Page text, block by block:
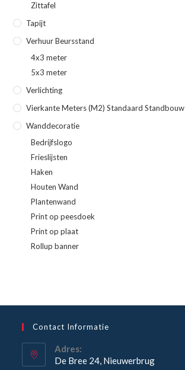
Zittafel
Tapijt
Verhuur Beursstand
4x3 meter
5x3 meter
Verlichting
Vierkante Meters (m2) Standaard Standbouw
Wanddecoratie
Bedrijfslogo
Frieslijsten
Haken
Houten Wand
Plantenwand
Print op peesdoek
Print op plaat
Rollup banner
Contact Informatie
Adres:
De Bree 24, Nieuwerbrug